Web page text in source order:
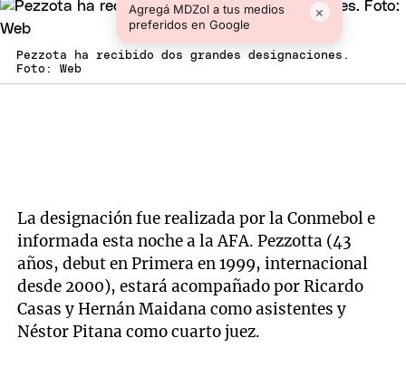
Agregá MDZol a tus medios
preferidos en Google
×
Pezzota ha recibido dos grandes designaciones.
Foto: Web
La designación fue realizada por la Conmebol e
informada esta noche a la AFA. Pezzotta (43
años, debut en Primera en 1999, internacional
desde 2000), estará acompañado por Ricardo
Casas y Hernán Maidana como asistentes y
Néstor Pitana como cuarto juez.